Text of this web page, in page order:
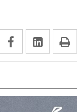
Facebook
Enlace
a
aplicación
externa.
Enlace
a